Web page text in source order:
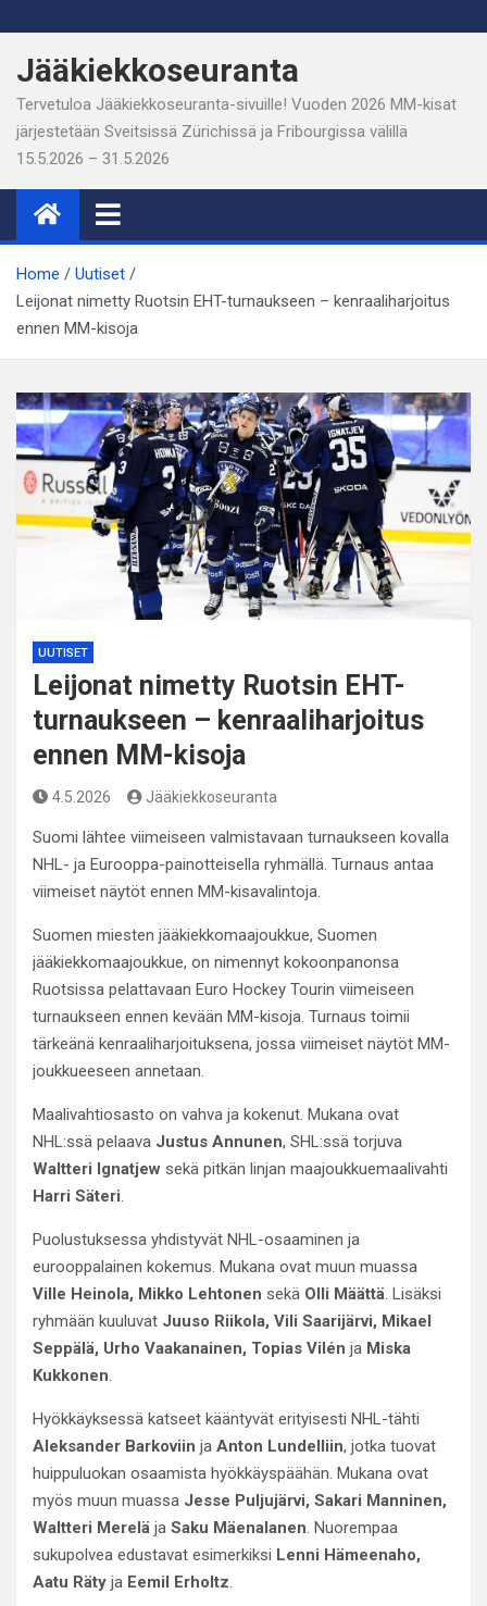
to
content
Jääkiekkoseuranta
Tervetuloa Jääkiekkoseuranta-sivuille! Vuoden 2026 MM-kisat
järjestetään Sveitsissä Zürichissä ja Fribourgissa välillä
15.5.2026 – 31.5.2026
Home
Uutiset
Leijonat nimetty Ruotsin EHT-turnaukseen – kenraaliharjoitus
ennen MM-kisoja
UUTISET
Leijonat nimetty Ruotsin EHT-
turnaukseen – kenraaliharjoitus
ennen MM-kisoja
4.5.2026 Jääkiekkoseuranta
Suomi lähtee viimeiseen valmistavaan turnaukseen kovalla
NHL- ja Eurooppa-painotteisella ryhmällä. Turnaus antaa
viimeiset näytöt ennen MM-kisavalintoja.
Suomen miesten jääkiekkomaajoukkue, Suomen
jääkiekkomaajoukkue, on nimennyt kokoonpanonsa
Ruotsissa pelattavaan Euro Hockey Tourin viimeiseen
turnaukseen ennen kevään MM-kisoja. Turnaus toimii
tärkeänä kenraaliharjoituksena, jossa viimeiset näytöt MM-
joukkueeseen annetaan.
Maalivahtiosasto on vahva ja kokenut. Mukana ovat
NHL:ssä pelaava Justus Annunen, SHL:ssä torjuva
Waltteri Ignatjew sekä pitkän linjan maajoukkuemaalivahti
Harri Säteri.
Puolustuksessa yhdistyvät NHL-osaaminen ja
eurooppalainen kokemus. Mukana ovat muun muassa
Ville Heinola, Mikko Lehtonen sekä Olli Määttä. Lisäksi
ryhmään kuuluvat Juuso Riikola, Vili Saarijärvi, Mikael
Seppälä, Urho Vaakanainen, Topias Vilén ja Miska
Kukkonen.
Hyökkäyksessä katseet kääntyvät erityisesti NHL-tähti
Aleksander Barkoviin ja Anton Lundelliin, jotka tuovat
huippuluokan osaamista hyökkäyspäähän. Mukana ovat
myös muun muassa Jesse Puljujärvi, Sakari Manninen,
Waltteri Merelä ja Saku Mäenalanen. Nuorempaa
sukupolvea edustavat esimerkiksi Lenni Hämeenaho,
Aatu Räty ja Eemil Erholtz.